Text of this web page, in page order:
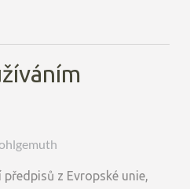
z Evropské unie,